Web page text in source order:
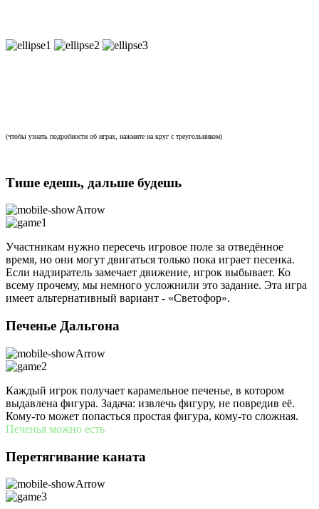
(чтобы узнать подробности об играх, нажмите на круг с треугольником)
Тише едешь, дальше будешь
Участникам нужно пересечь игровое поле за отведённое
время, но они могут двигаться только пока играет песенка.
Если надзиратель замечает движение, игрок выбывает. Ко
всему прочему, мы немного усложнили это задание. Эта игра
имеет альтернативный вариант - «Светофор».
Печенье Дальгона
Каждый игрок получает карамельное печенье, в котором
выдавлена фигура. Задача: извлечь фигуру, не повредив её.
Кому-то может попасться простая фигура, кому-то сложная.
Печенья можно есть
Перетягивание каната